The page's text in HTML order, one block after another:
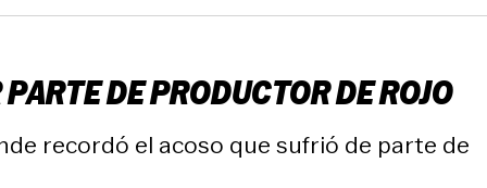
DE PRODUCTOR DE ROJO
recordó el acoso que sufrió de parte de